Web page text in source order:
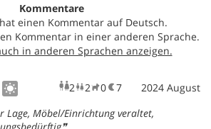
Kommentare
einen Kommentar auf Deutsch.
Kommentar in einer anderen Sprache.
2 Erwachsene
2 Kinder
0 Haustiere
7
2024 August
Lage, Möbel/Einrichtung veraltet,